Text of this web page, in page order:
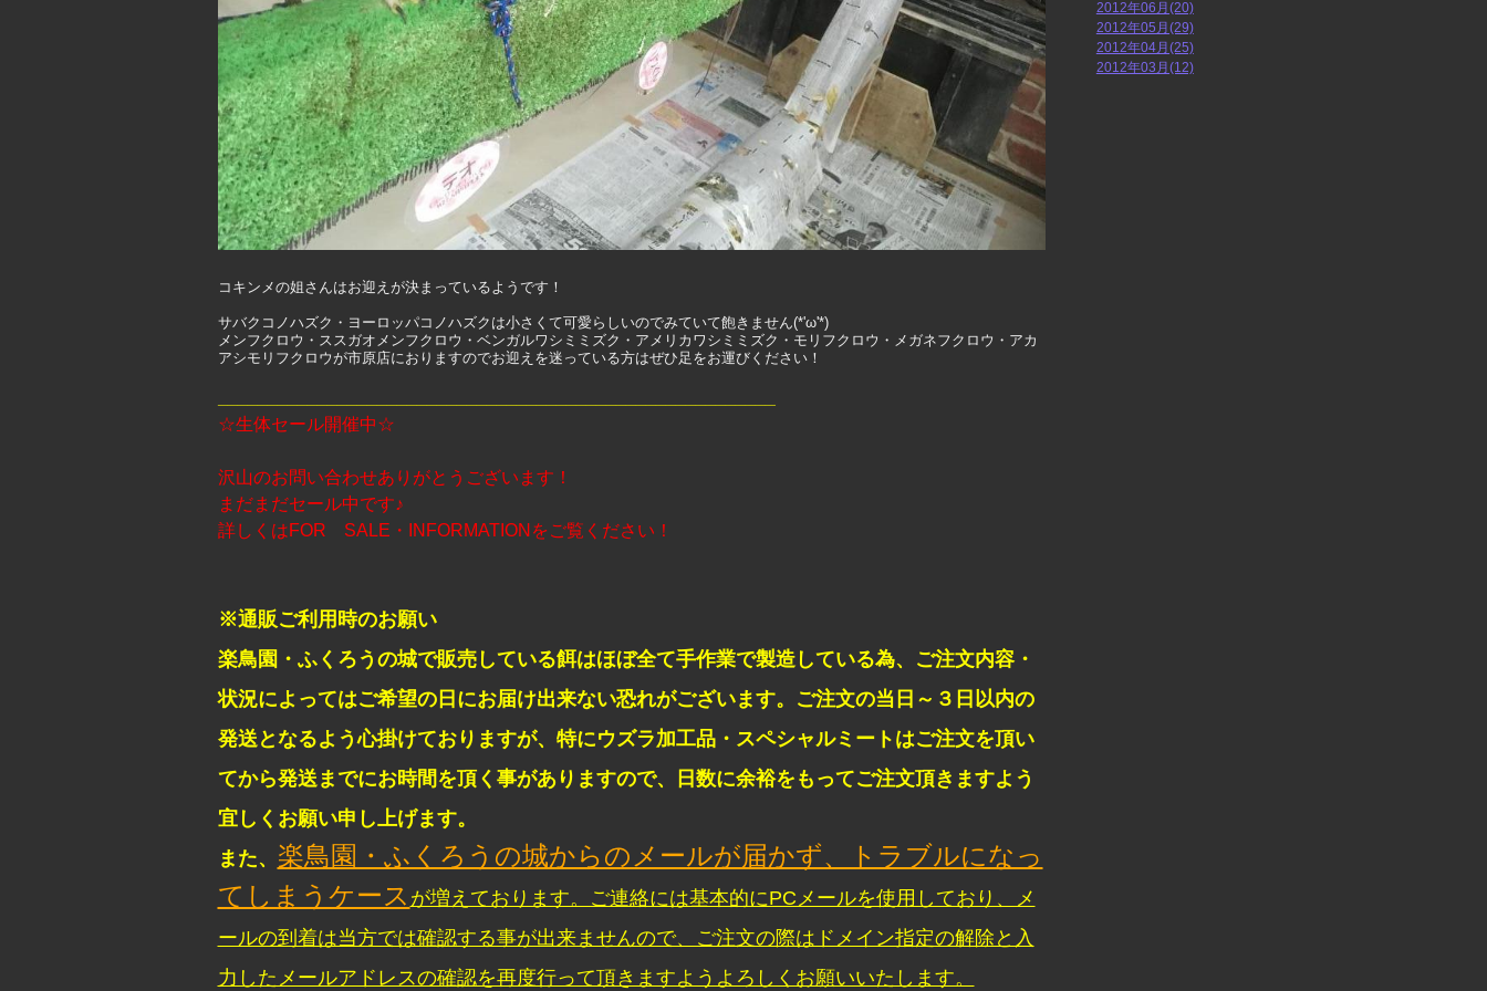
コキンメの姐さんはお迎えが決まっているようです！
サバクコノハズク・ヨーロッパコノハズクは小さくて可愛らしいのでみていて飽きません(*'ω'*)
メンフクロウ・ススガオメンフクロウ・ベンガルワシミミズク・アメリカワシミミズク・モリフクロウ・メガネフクロウ・アカ
アシモリフクロウが市原店におりますのでお迎えを迷っている方はぜひ足をお運びください！
☆生体セール開催中☆
沢山のお問い合わせありがとうございます！
まだまだセール中です♪
詳しくはFOR SALE・INFORMATIONをご覧ください！
※通販ご利用時のお願い
楽鳥園・ふくろうの城で販売している餌はほぼ全て手作業で製造している為、ご注文内容・
状況によってはご希望の日にお届け出来ない恐れがございます。ご注文の当日～３日以内の
発送となるよう心掛けておりますが、特にウズラ加工品・スペシャルミートはご注文を頂い
てから発送までにお時間を頂く事がありますので、日数に余裕をもってご注文頂きますよう
宜しくお願い申し上げます。
また、 楽鳥園・ふくろうの城からのメールが届かず、トラブルになっ
てしまうケース が増えております。ご連絡には基本的にPCメールを使用しており、メ
ールの到着は当方では確認する事が出来ませんので、ご注文の際はドメイン指定の解除と入
力したメールアドレスの確認を再度行って頂きますようよろしくお願いいたします。
2012年06月(20)
2012年05月(29)
2012年04月(25)
2012年03月(12)